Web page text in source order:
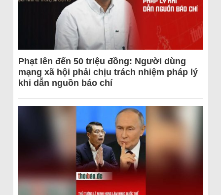
Phạt lên đến 50 triệu đồng: Người dùng
mạng xã hội phải chịu trách nhiệm pháp lý
khi dẫn nguồn báo chí